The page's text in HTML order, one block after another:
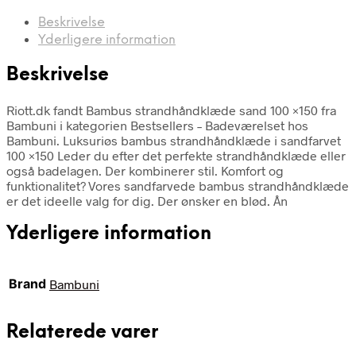
Beskrivelse
Yderligere information
Beskrivelse
Riott.dk fandt Bambus strandhåndklæde sand 100 ×150 fra
Bambuni i kategorien Bestsellers – Badeværelset hos
Bambuni. Luksuriøs bambus strandhåndklæde i sandfarvet
100 ×150 Leder du efter det perfekte strandhåndklæde eller
også badelagen. Der kombinerer stil. Komfort og
funktionalitet? Vores sandfarvede bambus strandhåndklæde
er det ideelle valg for dig. Der ønsker en blød. Ån
Yderligere information
Brand Bambuni
Relaterede varer